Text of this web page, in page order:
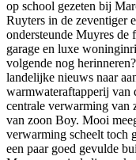
op school gezeten bij
Ruyters in de zeventiger
ondersteunde Muyres de
garage en luxe
volgende nog
landelijke nieuws naar
warmwateraftapperij van
centrale verwarming van
van zoon Boy. Mooi
verwarming scheelt toch
een paar goed gevulde